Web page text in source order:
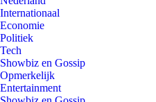
Internationaal
Economie
Politiek
Tech
Showbiz en Gossip
Opmerkelijk
Entertainment